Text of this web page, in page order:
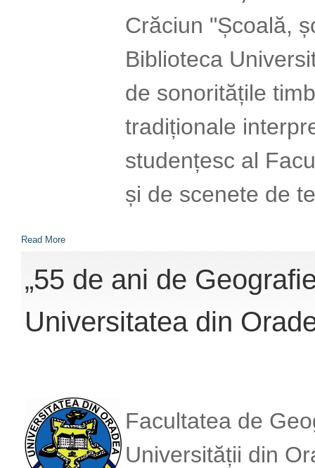
Crăciun "Școală,
Biblioteca
de sonoritățile
tradiționale
studențesc al
și de scenete de
Read More
„55 de ani de
Universitatea din
Facultatea de
Universității din